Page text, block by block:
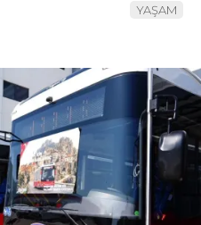
Youtube
Pinterest
YAŞAM